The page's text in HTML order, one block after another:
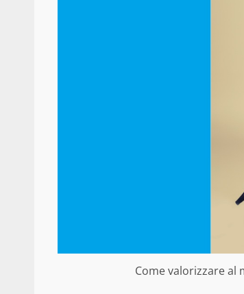
Come valorizzare al